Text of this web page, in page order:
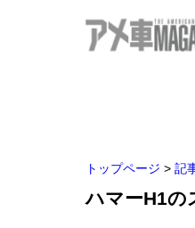
トップページ > 記
ハマーH1の